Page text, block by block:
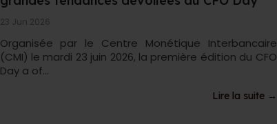
23 Jun 2026
Organisée par le Centre Monétique Interbancaire
(CMI) le mardi 23 juin 2026, la première édition du CFO
Day a of...
Lire la suite →